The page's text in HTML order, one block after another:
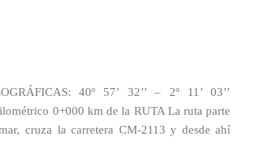
40º 57’ 32’’ – 2º 11’ 03’’
0+000 km de la RUTA La ruta parte
cruza la carretera CM-2113 y desde ahí